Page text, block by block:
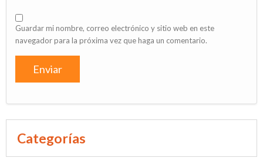
Guardar mi nombre, correo electrónico y sitio web en este
navegador para la próxima vez que haga un comentario.
Categorías